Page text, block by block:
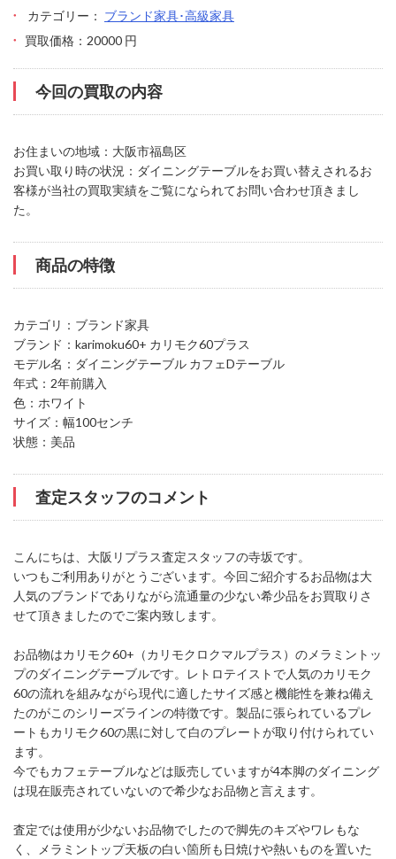
カテゴリー： ブランド家具･高級家具
買取価格：20000 円
今回の買取の内容
お住まいの地域：大阪市福島区
お買い取り時の状況：ダイニングテーブルをお買い替えされるお
客様が当社の買取実績をご覧になられてお問い合わせ頂きまし
た。
商品の特徴
カテゴリ：ブランド家具
ブランド：karimoku60+ カリモク60プラス
モデル名：ダイニングテーブル カフェDテーブル
年式：2年前購入
色：ホワイト
サイズ：幅100センチ
状態：美品
査定スタッフのコメント
こんにちは、大阪リプラス査定スタッフの寺坂です。
いつもご利用ありがとうございます。今回ご紹介するお品物は大
人気のブランドでありながら流通量の少ない希少品をお買取りさ
せて頂きましたのでご案内致します。
お品物はカリモク60+（カリモクロクマルプラス）のメラミントッ
プのダイニングテーブルです。レトロテイストで人気のカリモク
60の流れを組みながら現代に適したサイズ感と機能性を兼ね備え
たのがこのシリーズラインの特徴です。製品に張られているプレ
ートもカリモク60の黒に対して白のプレートが取り付けられてい
ます。
今でもカフェテーブルなどは販売していますが4本脚のダイニング
は現在販売されていないので希少なお品物と言えます。
査定では使用が少ないお品物でしたので脚先のキズやワレもな
く、メラミントップ天板の白い箇所も日焼けや熱いものを置いた